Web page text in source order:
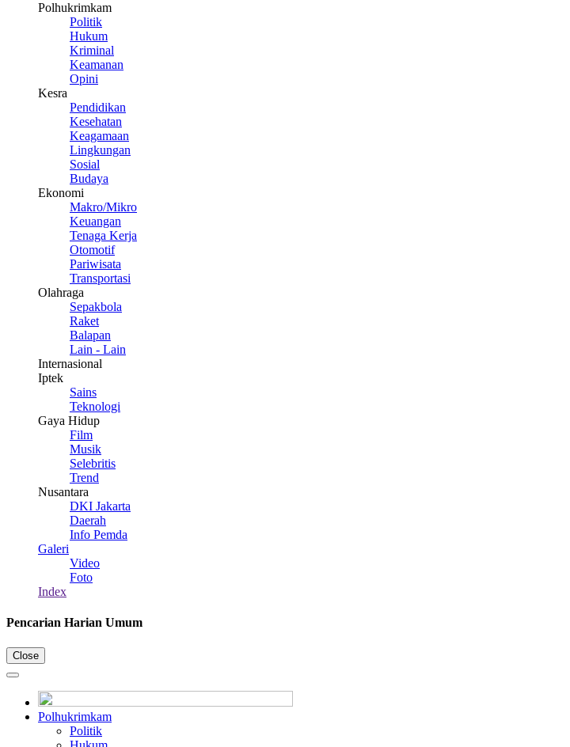
Polhukrimkam
Politik
Hukum
Kriminal
Keamanan
Opini
Kesra
Pendidikan
Kesehatan
Keagamaan
Lingkungan
Sosial
Budaya
Ekonomi
Makro/Mikro
Keuangan
Tenaga Kerja
Otomotif
Pariwisata
Transportasi
Olahraga
Sepakbola
Raket
Balapan
Lain - Lain
Internasional
Iptek
Sains
Teknologi
Gaya Hidup
Film
Musik
Selebritis
Trend
Nusantara
DKI Jakarta
Daerah
Info Pemda
Galeri
Video
Foto
Index
Pencarian Harian Umum
Close
Polhukrimkam
Politik